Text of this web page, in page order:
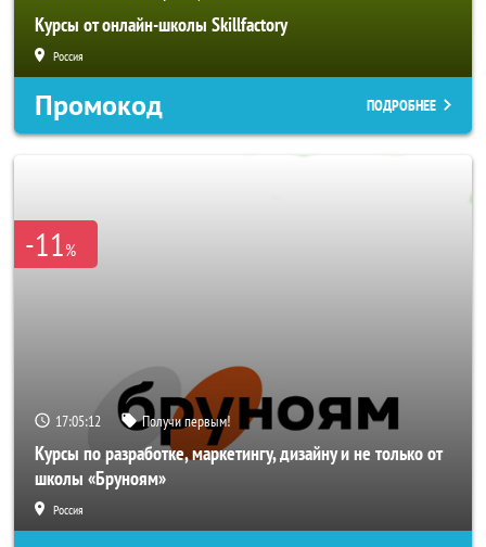
Курсы от онлайн-школы Skillfactory
Россия
Промокод ПОДРОБНЕЕ
-11%
17:05:10 Получи первым!
Курсы по разработке, маркетингу, дизайну и не только от
школы «Бруноям»
Россия